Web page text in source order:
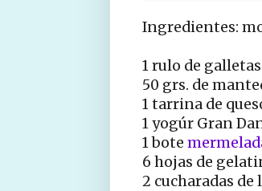
Ingredientes:
1 rulo de
50 grs. de
1 tarrina de
1 yogúr Gran
1 bote
6 hojas de
2 cucharadas de